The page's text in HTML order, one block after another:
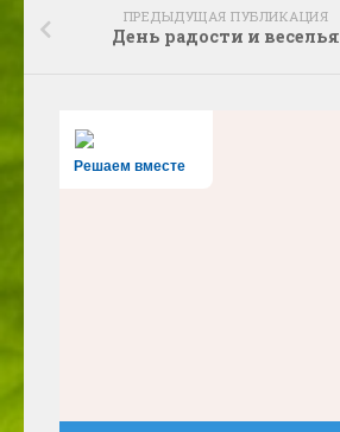
ПРЕДЫДУЩАЯ ПУБЛИКАЦИЯ
День радости и веселья
Решаем вместе